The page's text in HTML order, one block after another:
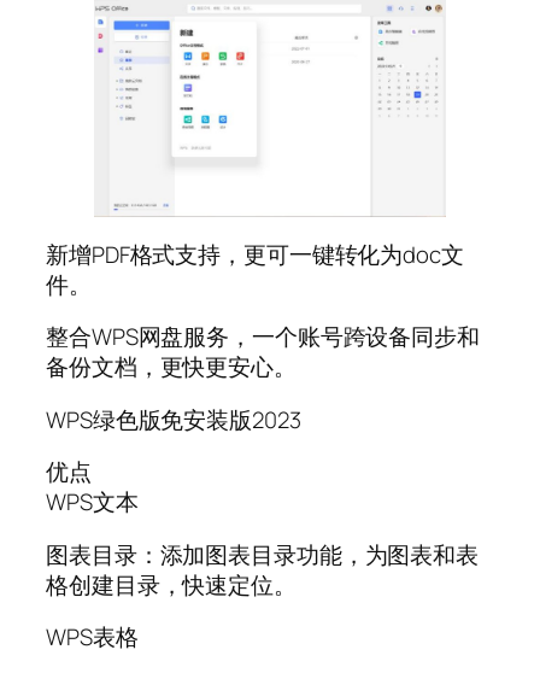
新增PDF格式支持，更可一键转化为doc文
件。
整合WPS网盘服务，一个账号跨设备同步和
备份文档，更快更安心。
WPS绿色版免安装版2023
优点
WPS文本
图表目录：添加图表目录功能，为图表和表
格创建目录，快速定位。
WPS表格